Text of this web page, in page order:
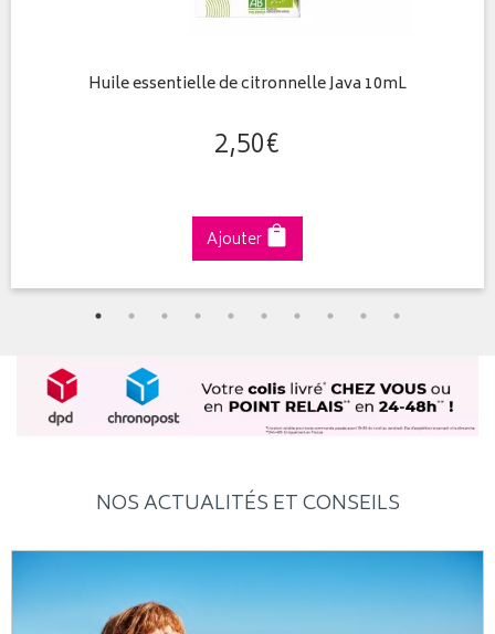
Huile essentielle de citronnelle Java 10mL
2,50€
Ajouter
NOS ACTUALITÉS ET CONSEILS